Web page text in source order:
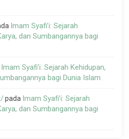
Imam Syafi’i: Sejarah
dan Sumbangannya bagi
Imam Syafi’i: Sejarah Kehidupan,
bagi Dunia Islam
pada Imam Syafi’i: Sejarah
dan Sumbangannya bagi